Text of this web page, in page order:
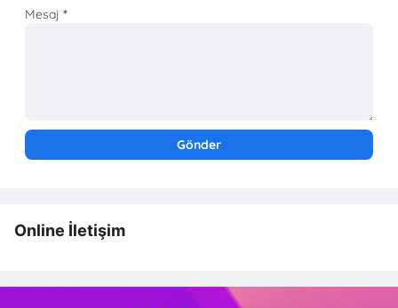
Mesaj*
Online İletişim